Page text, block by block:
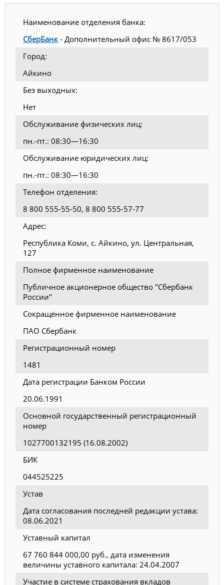
Наименование отделения банка:
СберБанк - Дополнительный офис № 8617/053
Город:
Айкино
Без выходных:
Нет
Обслуживание физических лиц:
пн.-пт.: 08:30—16:30
Обслуживание юридических лиц:
пн.-пт.: 08:30—16:30
Телефон отделения:
8 800 555-55-50, 8 800 555-57-77
Адрес:
Республика Коми, с. Айкино, ул. Центральная,
127
Полное фирменное наименование
Публичное акционерное общество "Сбербанк
России"
Сокращённое фирменное наименование
ПАО Сбербанк
Регистрационный номер
1481
Дата регистрации Банком России
20.06.1991
Основной государственный регистрационный
номер
1027700132195 (16.08.2002)
БИК
044525225
Устав
Дата согласования последней редакции устава:
08.06.2021
Уставный капитал
67 760 844 000,00 руб., дата изменения
величины уставного капитала: 24.04.2007
Участие в системе страхования вкладов